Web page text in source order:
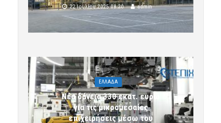
22 Ιουλίου 2025 08:20 admin
ΕΛΛΑΔΑ
Νέα δάνεια 330 εκατ. ευρώ
για τις μικρομεσαίες
επιχειρήσεις μέσω του